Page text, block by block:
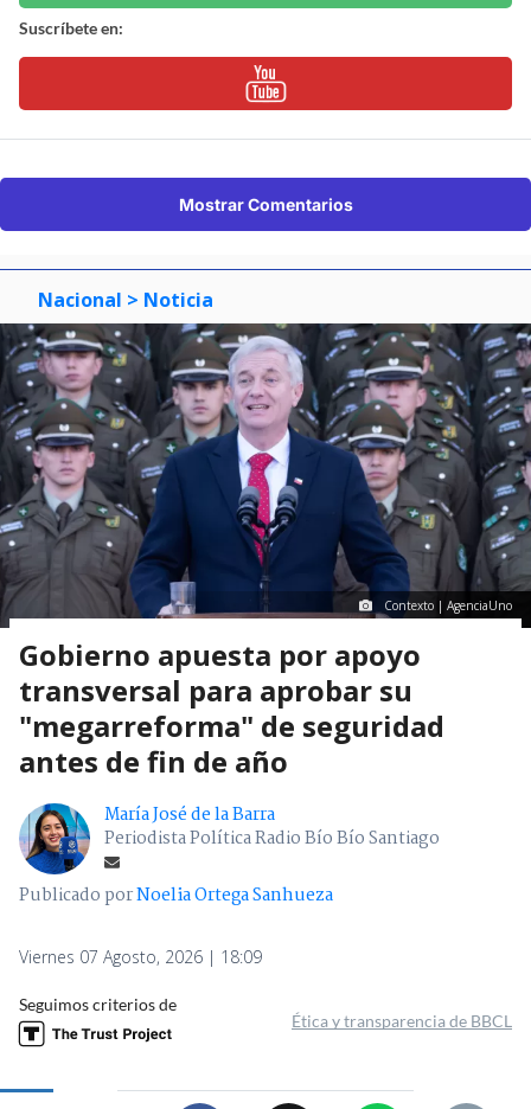
Suscríbete en:
Mostrar Comentarios
Nacional > Noticia
Contexto | AgenciaUno
Gobierno apuesta por apoyo
transversal para aprobar su
"megarreforma" de seguridad
antes de fin de año
María José de la Barra
Periodista Política Radio Bío Bío Santiago
Publicado porNoelia Ortega Sanhueza
Viernes 07 Agosto, 2026 | 18:09
Seguimos criterios de
Ética y transparencia de BBCL